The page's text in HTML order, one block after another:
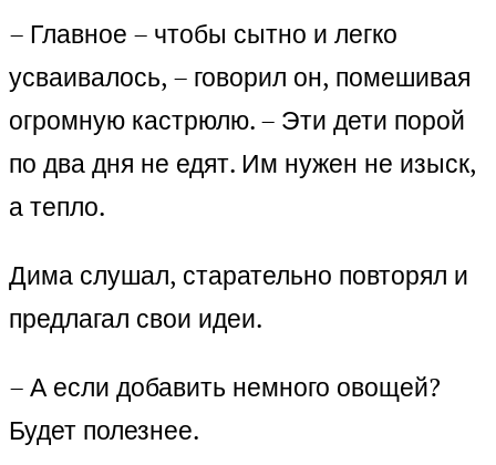
– Главное – чтобы сытно и легко
усваивалось, – говорил он, помешивая
огромную кастрюлю. – Эти дети порой
по два дня не едят. Им нужен не изыск,
а тепло.
Дима слушал, старательно повторял и
предлагал свои идеи.
– А если добавить немного овощей?
Будет полезнее.